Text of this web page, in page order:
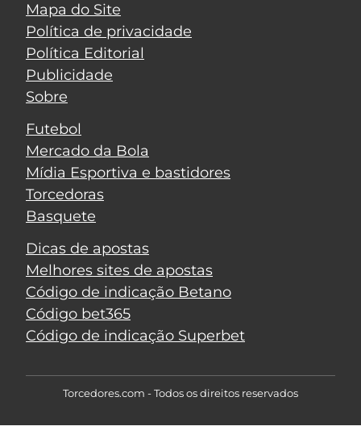
Mapa do Site
Política de privacidade
Política Editorial
Publicidade
Sobre
Futebol
Mercado da Bola
Mídia Esportiva e bastidores
Torcedoras
Basquete
Dicas de apostas
Melhores sites de apostas
Código de indicação Betano
Código bet365
Código de indicação Superbet
Torcedores.com - Todos os direitos reservados